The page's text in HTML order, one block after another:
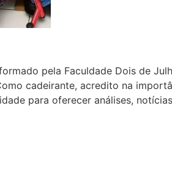
pela Faculdade Dois de
cadeirante, acredito na
para oferecer análises,